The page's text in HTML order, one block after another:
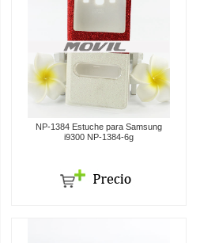
NP-1384 Estuche para Samsung
i9300 NP-1384-6g